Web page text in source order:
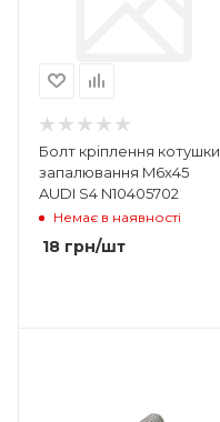
Болт кріплення котушки
запалювання M6x45
AUDI S4 N10405702
Немає в наявності
18 грн/шт